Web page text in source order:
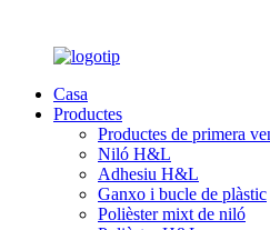
Casa
Productes
Productes de primera
Niló H&L
Adhesiu H&L
Ganxo i bucle de plàstic
Polièster mixt de niló